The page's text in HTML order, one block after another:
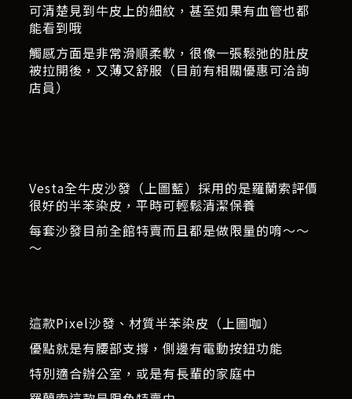
可清楚見到牛皮上的細紋，甚至如果有血管也都
能看到哦
觸感方面是非常滑順柔軟，很像一張鬆弛的肚皮
被拉開後，又薄又舒服（目前有相關優惠可洽詢
店員）
Vesta全牛皮沙發（上圖藍）採用的是羅蘭索評價
很好的半苯染皮，平時可輕鬆清潔保養
每套沙發目前全館特賣而且都是做限量的唷～～
～
這款Pixel沙發、材質半苯染皮（上圖咖）
優點就是有腰部支撐，側邊有電動按鈕功能
特別適合辦公室，或是有長輩的家庭中